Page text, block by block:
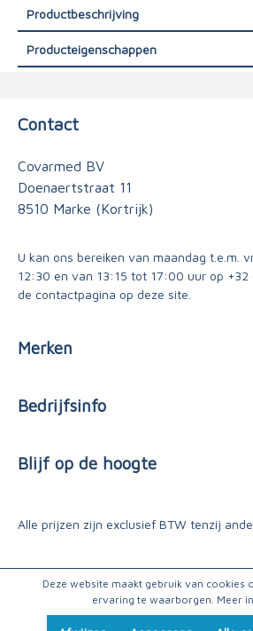
Productbeschrijving
Producteigenschappen
Contact
Covarmed BV
Doenaertstraat 11
8510 Marke (Kortrijk)
U kan ons bereiken van maandag t.e.m.
12:30 en van 13:15 tot 17:00 uur op +32
de contactpagina op deze site.
Merken
Bedrijfsinfo
Blijf op de hoogte
Alle prijzen zijn exclusief BTW tenzij
Deze website maakt gebruik van cookies
ervaring te waarborgen. Meer